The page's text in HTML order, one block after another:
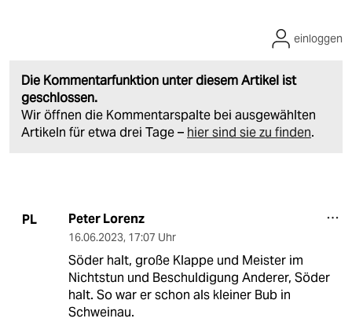
Die Kommentarfunktion unter diesem Artikel ist
geschlossen.
Wir öffnen die Kommentarspalte bei ausgewählten
Artikeln für etwa drei Tage – hier sind sie zu finden.
einloggen
PL Peter Lorenz
16.06.2023, 17:07 Uhr
Söder halt, große Klappe und Meister im
Nichtstun und Beschuldigung Anderer, Söder
halt. So war er schon als kleiner Bub in
Schweinau.